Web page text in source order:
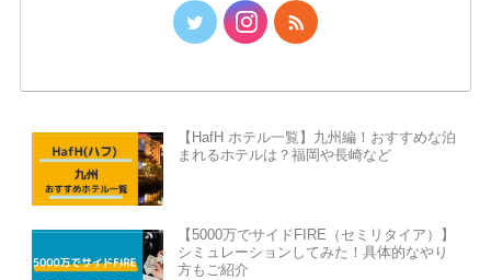
【HafH ホテル一覧】九州編！おすすめな泊
まれるホテルは？福岡や長崎など
【5000万でサイドFIRE（セミリタイア）】
シミュレーションしてみた！具体的なやり
方もご紹介